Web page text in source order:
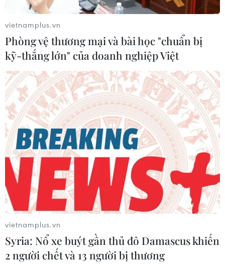
vietnamplus.vn
Phòng vệ thương mại và bài học "chuẩn bị
kỹ-thắng lớn" của doanh nghiệp Việt
vietnamplus.vn
Syria: Nổ xe buýt gần thủ đô Damascus khiến
2 người chết và 13 người bị thương